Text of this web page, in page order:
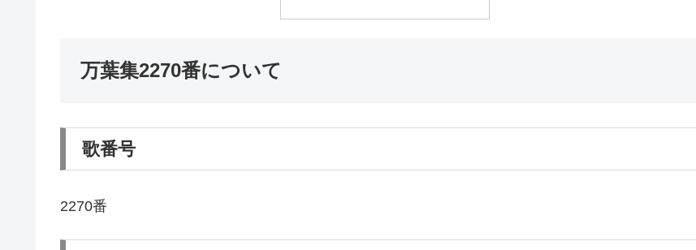
万葉集2270番について
歌番号
2270番